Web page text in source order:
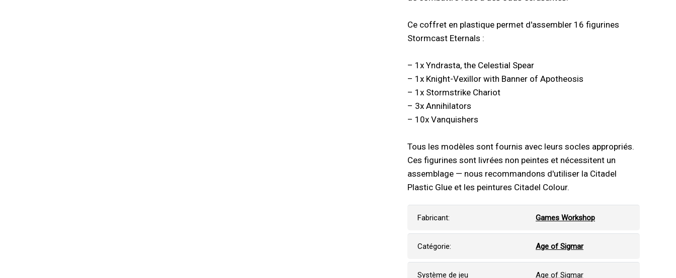
Ce coffret en plastique permet d'assembler 16 figurines
Stormcast Eternals :
– 1x Yndrasta, the Celestial Spear
– 1x Knight-Vexillor with Banner of Apotheosis
– 1x Stormstrike Chariot
– 3x Annihilators
– 10x Vanquishers
Tous les modèles sont fournis avec leurs socles appropriés.
Ces figurines sont livrées non peintes et nécessitent un
assemblage — nous recommandons d'utiliser la Citadel
Plastic Glue et les peintures Citadel Colour.
Fabricant: Games Workshop
Catégorie: Age of Sigmar
Système de jeu Age of Sigmar